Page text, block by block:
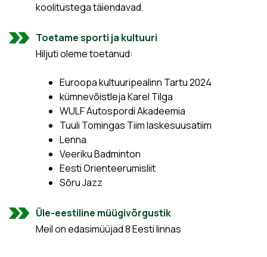
koolitustega täiendavad.
Toetame sporti ja kultuuri
Hiljuti oleme toetanud:
Euroopa kultuuripealinn Tartu 2024
kümnevõistleja Karel Tilga
WULF Autospordi Akadeemia
Tuuli Tomingas Tiim laskesuusatiim
Lenna
Veeriku Badminton
Eesti Orienteerumisliit
Sõru Jazz
Üle-eestiline müügivõrgustik
Meil on edasimüüjad 8 Eesti linnas